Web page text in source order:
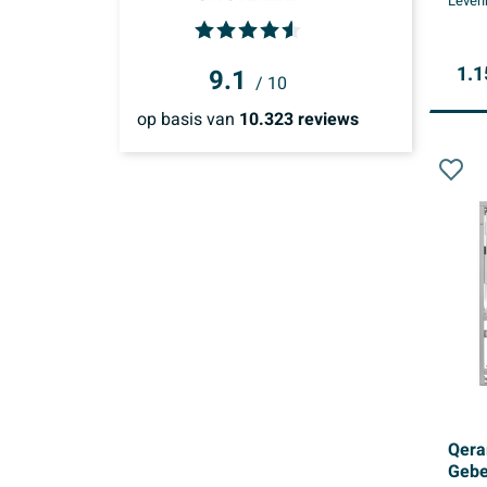
Zaventem (548)
Binnen 2 weken
9.1 / 10
op basis van 10.323reviews